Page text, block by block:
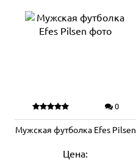
0
Мужская футболка Efes Pilsen
Цена: